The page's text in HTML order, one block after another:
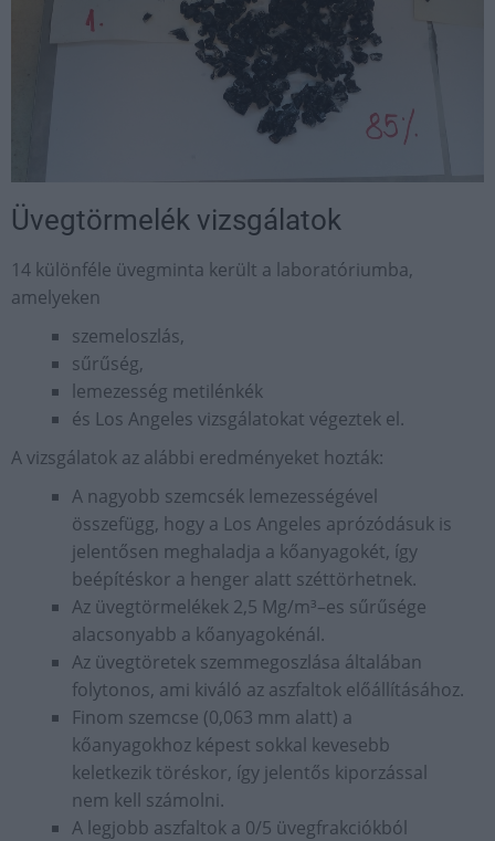
Üvegtörmelék vizsgálatok
14 különféle üvegminta került a laboratóriumba,
amelyeken
szemeloszlás,
sűrűség,
lemezesség metilénkék
és Los Angeles vizsgálatokat végeztek el.
A vizsgálatok az alábbi eredményeket hozták:
A nagyobb szemcsék lemezességével
összefügg, hogy a Los Angeles aprózódásuk is
jelentősen meghaladja a kőanyagokét, így
beépítéskor a henger alatt széttörhetnek.
Az üvegtörmelékek 2,5 Mg/m³–es sűrűsége
alacsonyabb a kőanyagokénál.
Az üvegtöretek szemmegoszlása általában
folytonos, ami kiváló az aszfaltok előállításához.
Finom szemcse (0,063 mm alatt) a
kőanyagokhoz képest sokkal kevesebb
keletkezik töréskor, így jelentős kiporzással
nem kell számolni.
A legjobb aszfaltok a 0/5 üvegfrakciókból